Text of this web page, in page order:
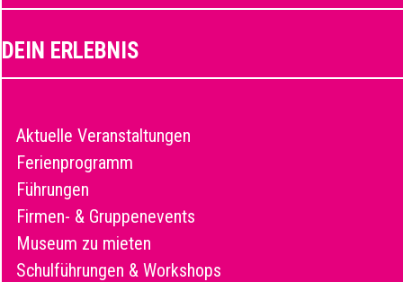
DEIN ERLEBNIS
Aktuelle Veranstaltungen
Ferienprogramm
Führungen
Firmen- & Gruppenevents
Museum zu mieten
Schulführungen & Workshops